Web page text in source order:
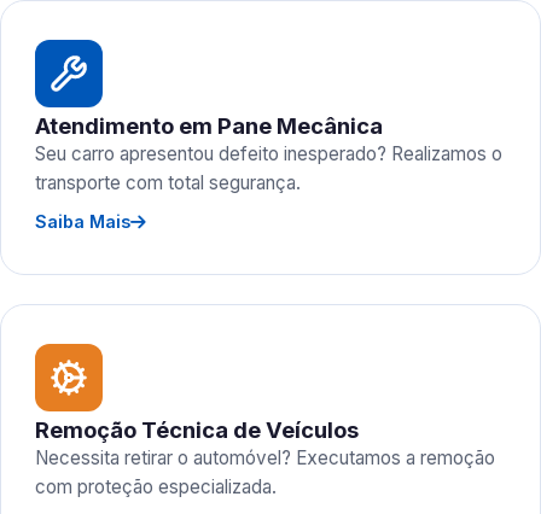
Atendimento em Pane Mecânica
Seu carro apresentou defeito inesperado? Realizamos o
transporte com total segurança.
Saiba Mais
Remoção Técnica de Veículos
Necessita retirar o automóvel? Executamos a remoção
com proteção especializada.